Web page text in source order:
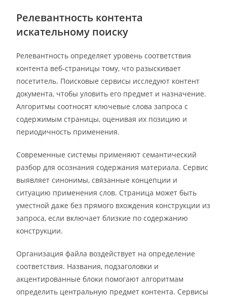
Релевантность контента
искательному поиску
Релевантность определяет уровень соответствия
контента веб-страницы тому, что разыскивает
посетитель. Поисковые сервисы исследуют контент
документа, чтобы уловить его предмет и назначение.
Алгоритмы соотносят ключевые слова запроса с
содержимым страницы, оценивая их позицию и
периодичность применения.
Современные системы применяют семантический
разбор для осознания содержания материала. Сервис
выявляет синонимы, связанные концепции и
ситуацию применения слов. Страница может быть
уместной даже без прямого вхождения конструкции из
запроса, если включает близкие по содержанию
конструкции.
Организация файла воздействует на определение
соответствия. Названия, подзаголовки и
акцентированные блоки помогают алгоритмам
определить центральную предмет контента. Сервисы